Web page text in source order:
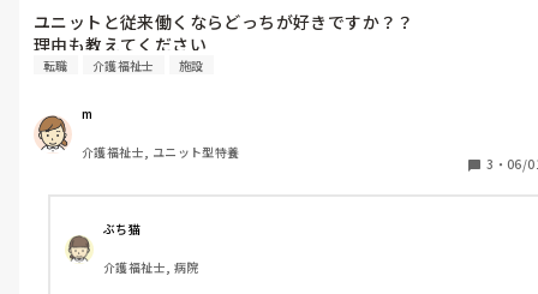
ユニットと従来働くならどっちが好きですか？？
理由も教えてください
転職 介護福祉士 施設
m
介護福祉士, ユニット型特養
3 ・ 06/
ぶち猫
介護福祉士, 病院